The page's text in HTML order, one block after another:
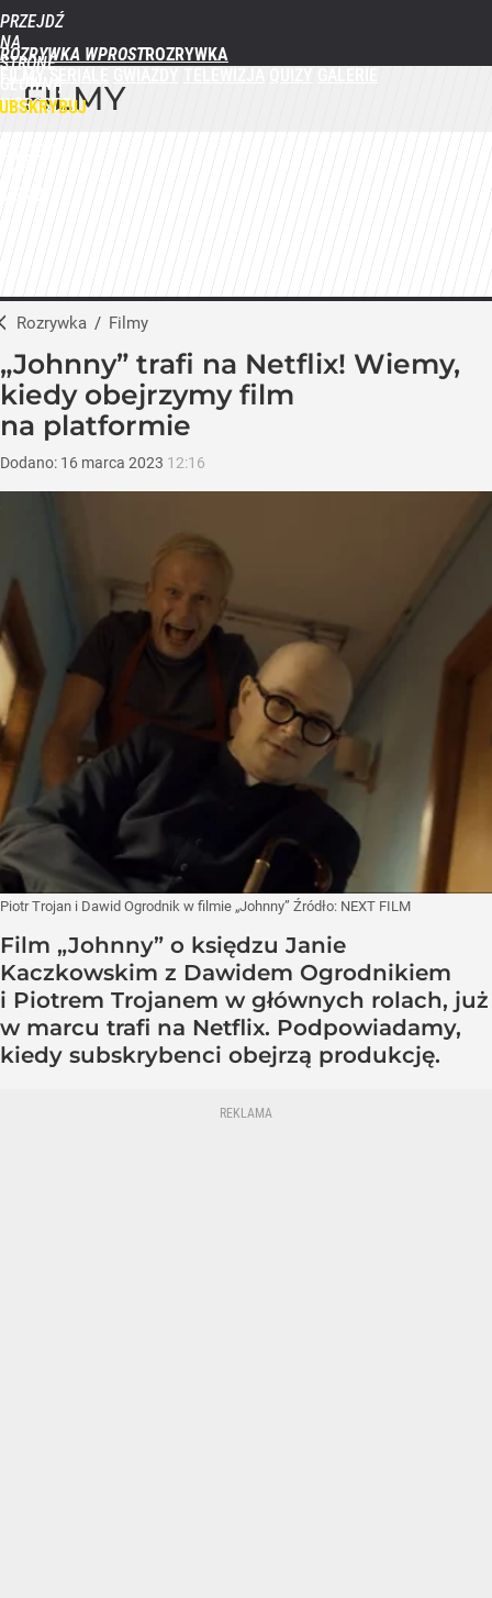
PRZEJDŹ
NA
STRONĘ
GŁÓWNĄ
WPROST.PL
ROZRYWKA WPROST
FILMY
Rozrywka / Filmy
„Johnny” trafi na Netflix! Wiemy,
kiedy obejrzymy film
na platformie
Dodano: 16 marca 2023 12:16
Piotr Trojan i Dawid Ogrodnik w filmie „Johnny” Źródło: NEXT FILM
Film „Johnny” o księdzu Janie
Kaczkowskim z Dawidem Ogrodnikiem
i Piotrem Trojanem w głównych rolach, już
w marcu trafi na Netflix. Podpowiadamy,
kiedy subskrybenci obejrzą produkcję.